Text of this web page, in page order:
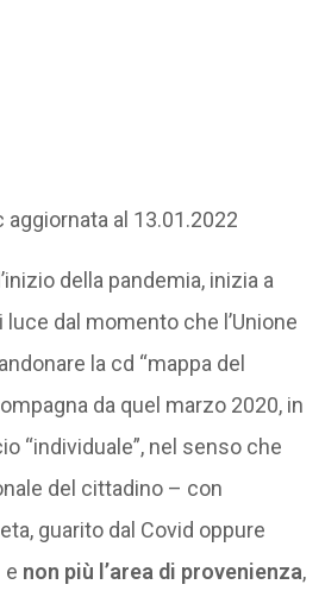
aggiornata al 13.01.2022
della pandemia, inizia a
luce dal momento che l’Unione
la cd “mappa del
da quel marzo 2020, in
“individuale”, nel senso che
del cittadino – con
guarito dal Covid oppure
e non più l’area di provenienza,